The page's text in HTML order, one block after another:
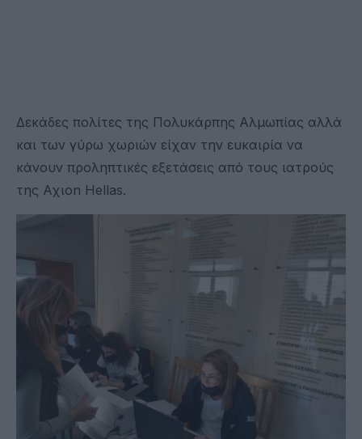
Δεκάδες πολίτες της Πολυκάρπης Αλμωπίας αλλά
και των γύρω χωριών είχαν την ευκαιρία να
κάνουν προληπτικές εξετάσεις από τους ιατρούς
της Αχιοn Hellas.